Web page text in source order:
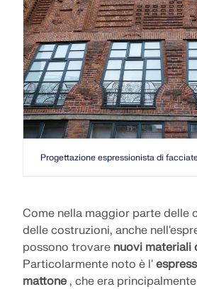
Progetta e analizza giunti in
CBFEM, conforme a EN 1993‑1‑8
completamente integrato in
lavoro strutturali più veloci e
SCOPRI DI PIÙ
Progettazione espressionista di
Come nella maggior parte delle
delle costruzioni, anche
possono trovare nuovi materiali
Particolarmente noto è l'
mattone , che era